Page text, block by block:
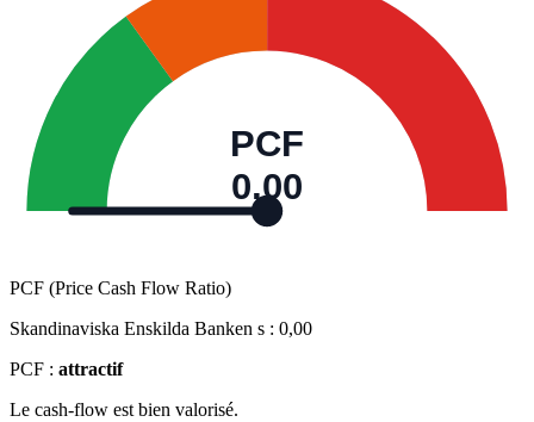
PCF
0,00
PCF (Price Cash Flow Ratio)
Skandinaviska Enskilda Banken s : 0,00
PCF : attractif
Le cash-flow est bien valorisé.